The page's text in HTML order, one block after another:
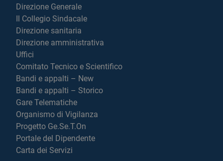
Direzione Generale
Il Collegio Sindacale
Direzione sanitaria
Direzione amministrativa
Uffici
Comitato Tecnico e Scientifico
Bandi e appalti – New
Bandi e appalti – Storico
Gare Telematiche
Organismo di Vigilanza
Progetto Ge.Se.T.On
Portale del Dipendente
Carta dei Servizi